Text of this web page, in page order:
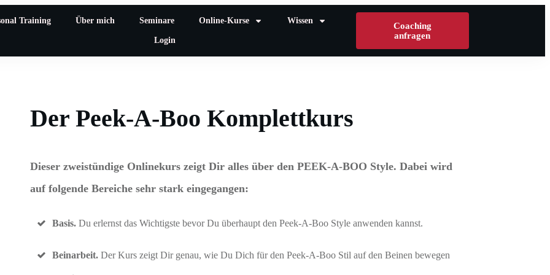
Training Über mich Seminare Online-Kurse Wissen
Login
Coaching
anfragen
Der Peek-A-Boo Komplettkurs
Dieser zweistündige Onlinekurs zeigt Dir alles über den PEEK-A-BOO Style. Dabei wird
auf folgende Bereiche sehr stark eingegangen:
Basis.Du erlernst das Wichtigste bevor Du überhaupt den Peek-A-Boo Style anwenden kannst.
Beinarbeit.Der Kurs zeigt Dir genau, wie Du Dich für den Peek-A-Boo Stil auf den Beinen bewegen